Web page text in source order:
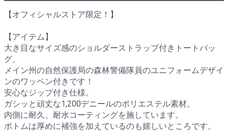
【オフィシャルストア限定！】
【アイテム】
大き目なサイズ感のショルダーストラップ付きトートバッ
グ。
メイン州の自然保護局の森林警備隊員のユニフォームデザイ
ンのワッペン付きです！
安心なジップ付き仕様。
ガシッと頑丈な1,200デニールのポリエステル素材。
内側に耐久、耐水コーティングを施しています。
ボトムは厚めに補強を加えているのも嬉しいところです。